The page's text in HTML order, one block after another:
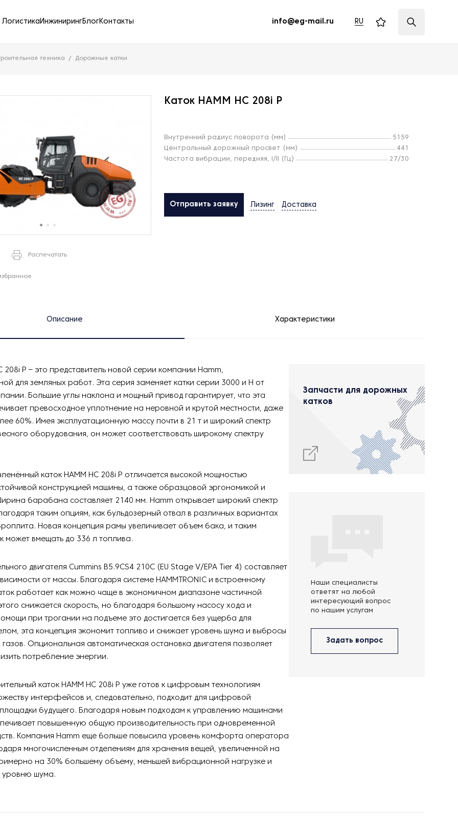
Логистика ИнжинирингБлогКонтакты info@eg-mail.ru RU
техника Дорожные катки
Распечатать
Каток HAMM HC 208i P
Внутренний радиус поворота (мм)
5159
Центральный дорожный просвет (мм)
441
Частота вибрации, передняя, I/II (Гц)
27/30
Отправить заявку Лизинг Доставка
Описание Характеристики
208i P – это представитель новой серии компании Hamm,
для земляных работ. Эта серия заменяет катки серии 3000 и H от
Большие углы наклона и мощный привод гарантирует, что эта
превосходное уплотнение на неровной и крутой местности, даже
60%. Имея эксплуатационную массу почти в 21 т и широкий спектр
оборудования, он может соответствовать широкому спектру
каток HAMM HC 208i P отличается высокой мощностью
конструкцией машины, а также образцовой эргономикой и
барабана составляет 2140 мм. Hamm открывает широкий спектр
таким опциям, как бульдозерный отвал в различных вариантах
Новая концепция рамы увеличивает объем бака, и таким
может вмещать до 336 л топлива.
двигателя Cummins B5.9CS4 210C (EU Stage V/EPA Tier 4) составляет
от массы. Благодаря системе HAMMTRONIC и встроенному
работает как можно чаще в экономичном диапазоне частичной
снижается скорость, но благодаря большому насосу хода и
при трогании на подъеме это достигается без ущерба для
эта концепция экономит топливо и снижает уровень шума и выбросы
Опциональная автоматическая остановка двигателя позволяет
потребление энергии.
каток HAMM HC 208i P уже готов к цифровым технологиям
интерфейсов и, следовательно, подходит для цифровой
будущего. Благодаря новым подходам к управлению машинами
повышенную общую производительность при одновременной
Компания Hamm еще больше повысила уровень комфорта оператора
многочисленным отделениям для хранения вещей, увеличенной на
на 30% большему объему, меньшей вибрационной нагрузке и
уровню шума.
Запчасти для дорожных
катков
Наши специалисты
ответят на любой
интересующий вопрос
по нашим услугам
Задать вопрос